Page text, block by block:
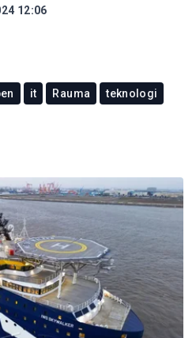
12:06
it Rauma teknologi